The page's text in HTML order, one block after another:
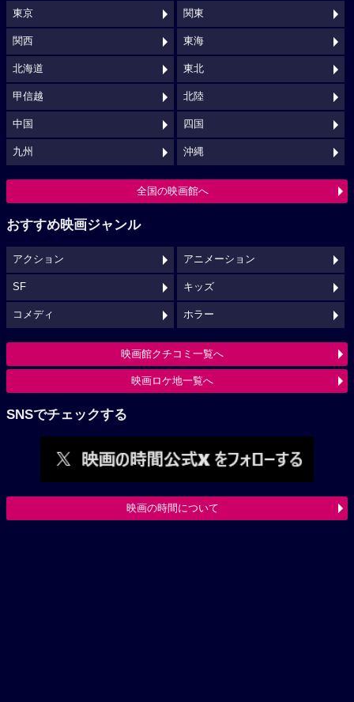
東京 関東
関西 東海
北海道 東北
甲信越 北陸
中国 四国
九州 沖縄
全国の映画館へ
おすすめ映画ジャンル
アクション アニメーション
SF キッズ
コメディ ホラー
映画館クチコミ一覧へ
映画ロケ地一覧へ
SNSでチェックする
映画の時間について